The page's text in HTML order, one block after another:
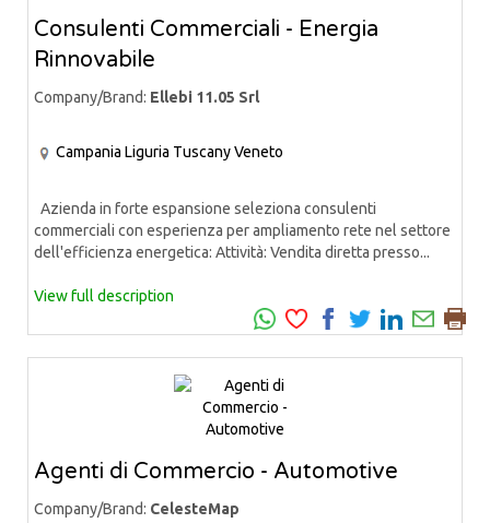
Consulenti Commerciali - Energia
Rinnovabile
Company/Brand: Ellebi 11.05 Srl
Campania Liguria TuscanyVeneto
Azienda in forte espansione seleziona consulenti
commerciali con esperienza per ampliamento rete nel settore
dell'efficienza energetica: Attività: Vendita diretta presso...
View full description
Agenti di Commercio - Automotive
Company/Brand: CelesteMap